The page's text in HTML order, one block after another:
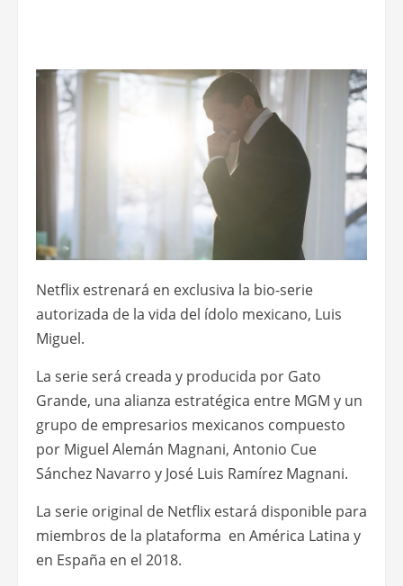
Netflix estrenará en exclusiva la bio-serie
autorizada de la vida del ídolo mexicano, Luis
Miguel.
La serie será creada y producida por Gato
Grande, una alianza estratégica entre MGM y un
grupo de empresarios mexicanos compuesto
por Miguel Alemán Magnani, Antonio Cue
Sánchez Navarro y José Luis Ramírez Magnani.
La serie original de Netflix estará disponible para
miembros de la plataforma en América Latina y
en España en el 2018.